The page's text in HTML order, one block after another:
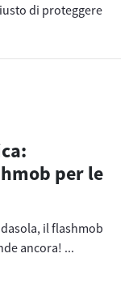
di proteggere
per le
il flashmob
ancora! ...